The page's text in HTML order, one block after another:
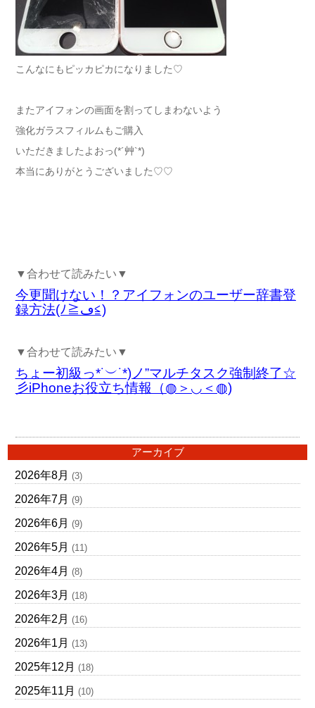
こんなにもピッカピカになりました♡
またアイフォンの画面を割ってしまわないよう
強化ガラスフィルムもご購入
いただきましたよおっ(*´艸`*)
本当にありがとうございました♡♡
▼合わせて読みたい▼
今更聞けない！？アイフォンのユーザー辞書登
録方法(ﾉ≧ڡ≦)
▼合わせて読みたい▼
ちょー初級っ*˙︶˙*)ノ”マルチタスク強制終了☆
彡iPhoneお役立ち情報（◍＞◡＜◍)
アーカイブ
2026年8月 (3)
2026年7月 (9)
2026年6月 (9)
2026年5月 (11)
2026年4月 (8)
2026年3月 (18)
2026年2月 (16)
2026年1月 (13)
2025年12月 (18)
2025年11月 (10)